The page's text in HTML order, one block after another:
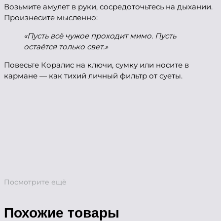
Возьмите амулет в руки, сосредоточьтесь на дыхании.
Произнесите мысленно:
«Пусть всё чужое проходит мимо. Пусть
остаётся только свет.»
Повесьте Коралис на ключи, сумку или носите в
кармане — как тихий личный фильтр от суеты.
Посмотрите ещё
Похожие товары